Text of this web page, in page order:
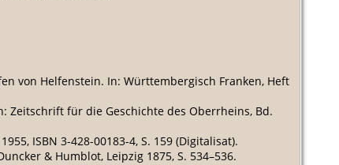
von Helfenstein. In: Württembergisch Franken, Heft
Zeitschrift für die Geschichte des Oberrheins, Bd.
ISBN 3-428-00183-4, S. 159 (Digitalisat).
& Humblot, Leipzig 1875, S. 534–536.